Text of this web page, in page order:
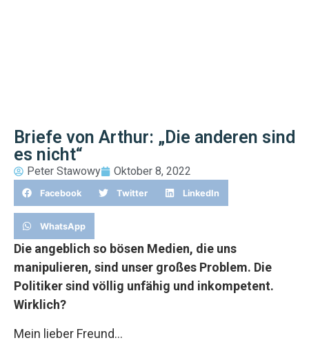
Briefe von Arthur: „Die anderen sind
es nicht“
Peter Stawowy Oktober 8, 2022
Facebook Twitter LinkedIn
WhatsApp
Die angeblich so bösen Medien, die uns
manipulieren, sind unser großes Problem. Die
Politiker sind völlig unfähig und inkompetent.
Wirklich?
Mein lieber Freund…